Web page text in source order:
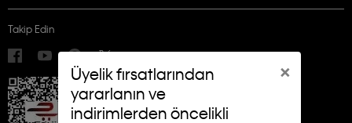
×
Üyelik fırsatlarından
yararlanın ve
indirimlerden öncelikli
Takip Edin